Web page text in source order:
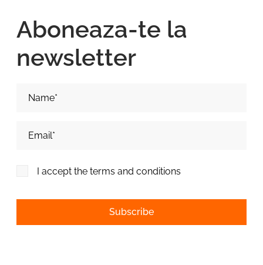
Aboneaza-te la
newsletter
I accept the terms and conditions